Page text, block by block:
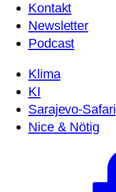
Kontakt
Newsletter
Podcast
Klima
KI
Sarajevo-Safari
Nice & Nötig